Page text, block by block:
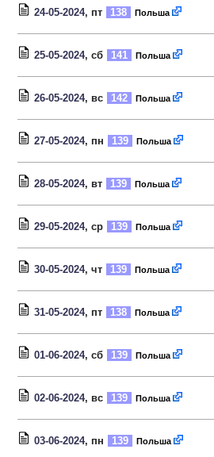
24-05-2024, пт 138 Польша
25-05-2024, сб 141 Польша
26-05-2024, вс 142 Польша
27-05-2024, пн 139 Польша
28-05-2024, вт 139 Польша
29-05-2024, ср 139 Польша
30-05-2024, чт 139 Польша
31-05-2024, пт 138 Польша
01-06-2024, сб 139 Польша
02-06-2024, вс 139 Польша
03-06-2024, пн 139 Польша